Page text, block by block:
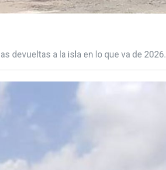
devueltas a la isla en lo que va de 2026.